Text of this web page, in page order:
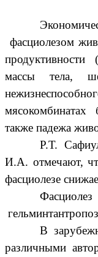
фасциолезом
продуктивности
массы тела,
также падежа
Р.Т.
И.А. отмечают,
фасциолезе
В
различными